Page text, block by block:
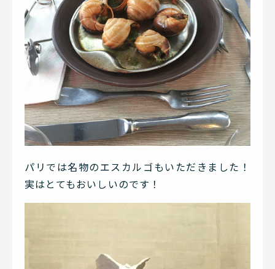
パリでは名物のエスカルゴもいただきました！
実はとてもおいしいのです！